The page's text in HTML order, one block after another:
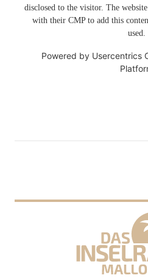
disclosed to the visitor. The
with their CMP to add this
used.
Powered by Usercentrics